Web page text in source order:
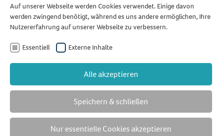
Auf unserer Webseite werden Cookies verwendet. Einige davon
werden zwingend benötigt, während es uns andere ermöglichen, Ihre
Nutzererfahrung auf unserer Webseite zu verbessern.
Essentiell Externe Inhalte
Alle akzeptieren
Speichern & schließen
Nur essentielle Cookies akzeptieren